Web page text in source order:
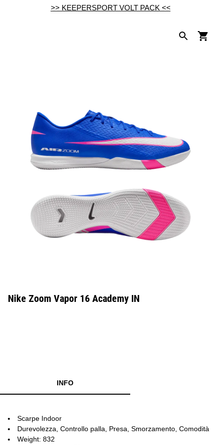
>> KEEPERSPORT VOLT PACK <<
Nike Zoom Vapor 16 Academy IN
INFO
Scarpe Indoor
Durevolezza, Controllo palla, Presa, Smorzamento, Comodità
Weight: 832